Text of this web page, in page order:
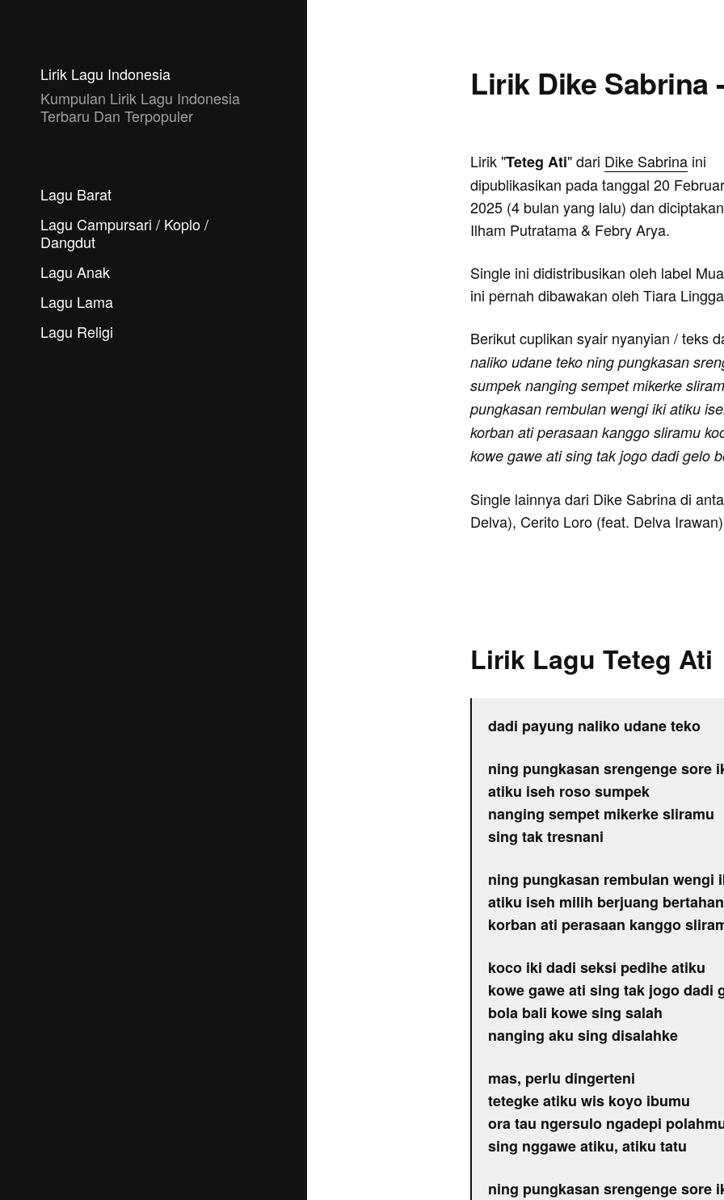
Lirik Lagu Indonesia
Kumpulan Lirik Lagu Indonesia
Terbaru Dan Terpopuler
Lagu Barat
Lagu Campursari / Koplo /
Dangdut
Lagu Anak
Lagu Lama
Lagu Religi
Lirik Dike Sabrina
Lirik "Teteg Ati" dari Dike Sabrina ini
dipublikasikan pada tanggal 20
2025 (4 bulan yang lalu) dan
Ilham Putratama & Febry Arya.
Single ini didistribusikan oleh label
ini pernah dibawakan oleh Tiara
Berikut cuplikan syair nyanyian / teks
naliko udane teko ning pungkasan
sumpek nanging sempet mikerke
pungkasan rembulan wengi iki atiku
korban ati perasaan kanggo sliramu
kowe gawe ati sing tak jogo dadi gelo
Single lainnya dari Dike Sabrina di
Delva), Cerito Loro (feat. Delva
Lirik Lagu Teteg Ati
dadi payung naliko udane teko
ning pungkasan srengenge sore
atiku iseh roso sumpek
nanging sempet mikerke sliramu
sing tak tresnani
ning pungkasan rembulan wengi
atiku iseh milih berjuang bertahan
korban ati perasaan kanggo
koco iki dadi seksi pedihe atiku
kowe gawe ati sing tak jogo dadi
bola bali kowe sing salah
nanging aku sing disalahke
mas, perlu dingerteni
tetegke atiku wis koyo ibumu
ora tau ngersulo ngadepi
sing nggawe atiku, atiku tatu
ning pungkasan srengenge sore